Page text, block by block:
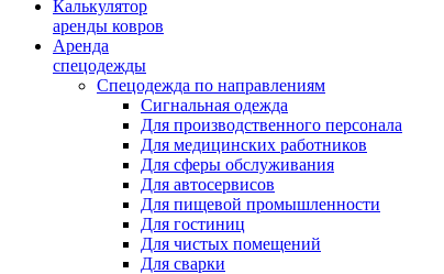
Калькулятор
аренды ковров
Аренда
спецодежды
Спецодежда по направлениям
Сигнальная одежда
Для производственного персонала
Для медицинских работников
Для сферы обслуживания
Для автосервисов
Для пищевой промышленности
Для гостиниц
Для чистых помещений
Для сварки